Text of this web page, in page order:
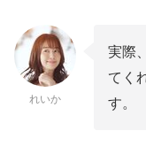
れいか
実際
てく
す。